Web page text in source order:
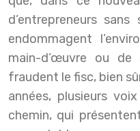
d’entrepreneurs sans
endommagent
main-d’œuvre ou de
fraudent le fisc, bien
années, plusieurs
chemin, qui